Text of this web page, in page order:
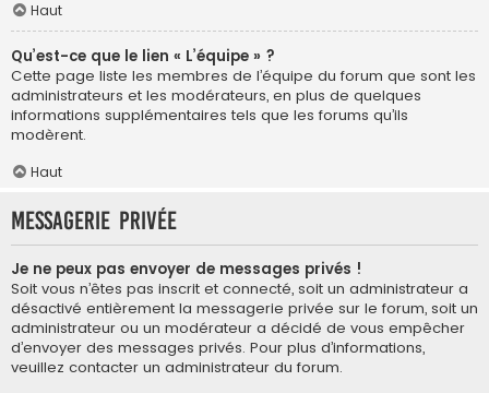
Haut
Qu’est-ce que le lien « L’équipe » ?
Cette page liste les membres de l’équipe du forum que sont les
administrateurs et les modérateurs, en plus de quelques
informations supplémentaires tels que les forums qu’ils
modèrent.
Haut
Messagerie privée
Je ne peux pas envoyer de messages privés !
Soit vous n’êtes pas inscrit et connecté, soit un administrateur a
désactivé entièrement la messagerie privée sur le forum, soit un
administrateur ou un modérateur a décidé de vous empêcher
d’envoyer des messages privés. Pour plus d’informations,
veuillez contacter un administrateur du forum.